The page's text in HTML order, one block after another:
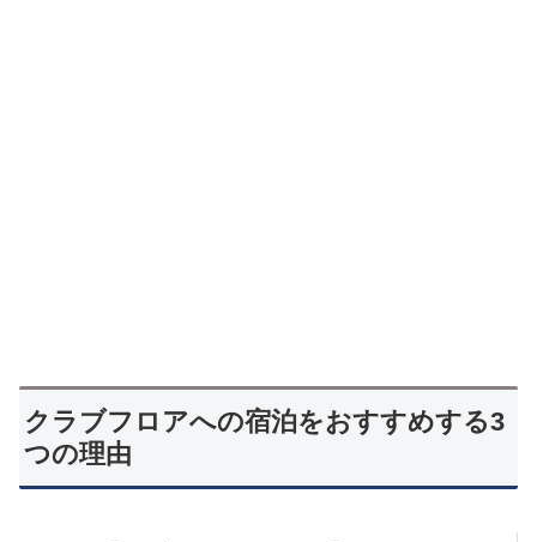
クラブフロアへの宿泊をおすすめする3
つの理由